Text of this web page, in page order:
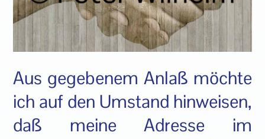
Aus gegebenem Anlaß möchte
ich auf den Umstand hinweisen,
daß meine Adresse im